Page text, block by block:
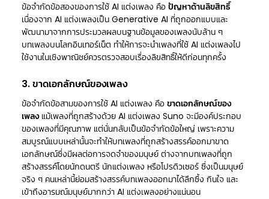
ข้อจำกัดข้อสองของการใช้ AI แต่งเพลง คือ ปัญหาด้านลิขสิทธิ์
เนื่องจาก AI แต่งเพลงเป็น Generative AI ที่ถูกออกแบบและ
พัฒนามาจากการประมวลผลบนฐานข้อมูลของเพลงนับล้าน ๆ
บทเพลงบนโลกอินเทอร์เน็ต ทำให้การจะนำเพลงที่ใช้ AI แต่งเพลงไป
ใช้งานในเชิงพาณิชย์ควรตรวจสอบเรื่องลิขสิทธิ์ให้ดีก่อนทุกครั้ง
3. ขาดเอกลักษณ์ของเพลง
ข้อจำกัดข้อสามของการใช้ AI แต่งเพลง คือ ขาดเอกลักษณ์ของ
เพลงแม้เพลงที่ถูกสร้างด้วย AI แต่งเพลง Suno จะมีองค์ประกอบ
ของเพลงที่มีคุณภาพ แต่นั่นกลับเป็นข้อจำกัดข้อใหญ่ เพราะความ
สมบูรณ์แบบเหล่านั้นจะทำให้บทเพลงที่ถูกสร้างสรรค์ออกมาขาด
เอกลักษณ์ซึ่งมีผลต่อการจดจำของมนุษย์ ต่างจากบทเพลงที่ถูก
สร้างสรรค์โดยนักดนตรี นักแต่งเพลง หรือโปรดิวเซอร์ ซึ่งเป็นมนุษย์
จริง ๆ คนเหล่านี้ย่อมสร้างสรรค์บทเพลงออกมาได้ลึกซึ้ง กินใจ และ
เข้าถึงอารมณ์มนุษย์มากกว่า AI แต่งเพลงอย่างแน่นอน